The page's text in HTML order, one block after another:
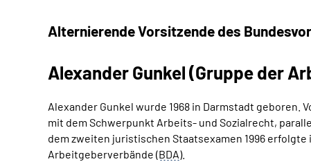
Alternierende Vorsitzende des
Alexander Gunkel (Gruppe der
Alexander Gunkel wurde 1968 in Darmstadt geboren.
mit dem Schwerpunkt Arbeits- und Sozialrecht,
dem zweiten juristischen Staatsexamen 1996
Arbeitgeberverbände (BDA).